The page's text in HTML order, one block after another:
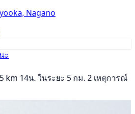
Nagano
ะ
km 14น. ในระยะ 5 กม. 2 เหตุการณ์